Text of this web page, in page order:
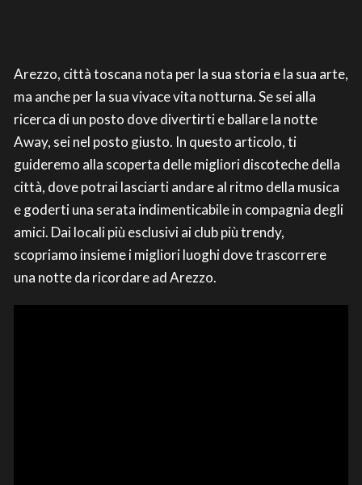
Arezzo, città toscana nota per la sua storia e la sua arte,
ma anche per la sua vivace vita notturna. Se sei alla
ricerca di un posto dove divertirti e ballare la notte
Away, sei nel posto giusto. In questo articolo, ti
guideremo alla scoperta delle migliori discoteche della
città, dove potrai lasciarti andare al ritmo della musica
e goderti una serata indimenticabile in compagnia degli
amici. Dai locali più esclusivi ai club più trendy,
scopriamo insieme i migliori luoghi dove trascorrere
una notte da ricordare ad Arezzo.